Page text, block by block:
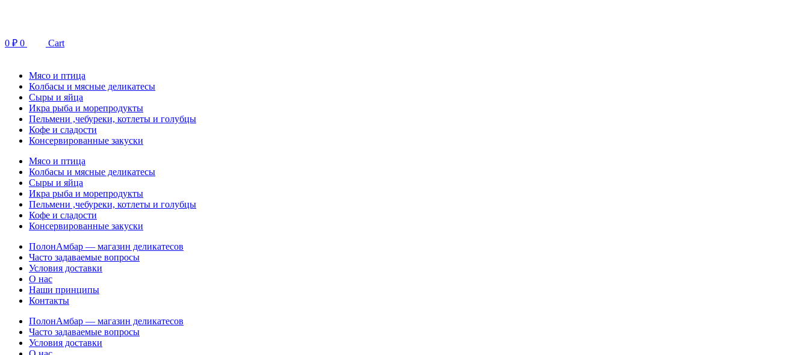
0 ₽ 0 Cart
Мясо и птица
Колбасы и мясные деликатесы
Сыры и яйца
Икра рыба и морепродукты
Пельмени ,чебуреки, котлеты и голубцы
Кофе и сладости
Консервированные закуски
Мясо и птица
Колбасы и мясные деликатесы
Сыры и яйца
Икра рыба и морепродукты
Пельмени ,чебуреки, котлеты и голубцы
Кофе и сладости
Консервированные закуски
ПолонАмбар — магазин деликатесов
Часто задаваемые вопросы
Условия доставки
О нас
Наши принципы
Контакты
ПолонАмбар — магазин деликатесов
Часто задаваемые вопросы
Условия доставки